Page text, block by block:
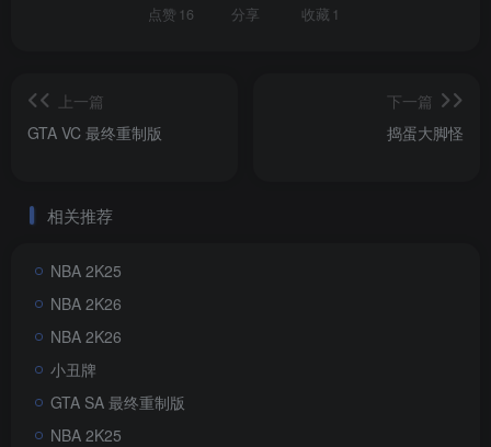
点赞 16 分享 收藏 1
上一篇
GTA VC 最终重制版
下一篇
捣蛋大脚怪
相关推荐
NBA 2K25
NBA 2K26
NBA 2K26
小丑牌
GTA SA 最终重制版
NBA 2K25